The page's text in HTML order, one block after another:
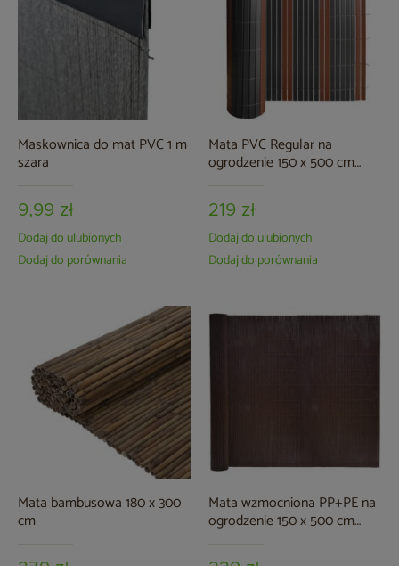
Maskownica do mat PVC 1 m
szara
9,99 zł
Dodaj do ulubionych
Dodaj do porównania
Mata PVC Regular na
ogrodzenie 150 x 500 cm
219 zł
Dodaj do ulubionych
Dodaj do porównania
Mata bambusowa 180 x 300
cm
Mata wzmocniona PP+PE na
ogrodzenie 150 x 500 cm